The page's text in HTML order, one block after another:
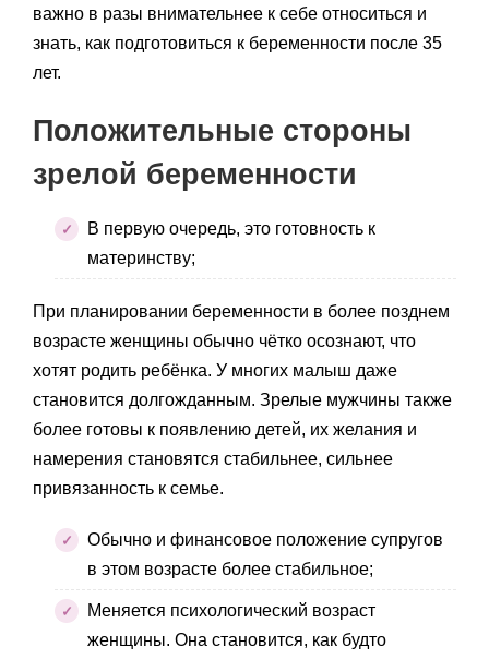
важно в разы внимательнее к себе относиться и
знать, как подготовиться к беременности после 35
лет.
Положительные стороны
зрелой беременности
В первую очередь, это готовность к
материнству;
При планировании беременности в более позднем
возрасте женщины обычно чётко осознают, что
хотят родить ребёнка. У многих малыш даже
становится долгожданным. Зрелые мужчины также
более готовы к появлению детей, их желания и
намерения становятся стабильнее, сильнее
привязанность к семье.
Обычно и финансовое положение супругов
в этом возрасте более стабильное;
Меняется психологический возраст
женщины. Она становится, как будто